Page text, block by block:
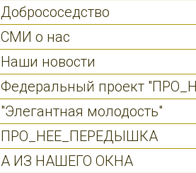
Добрососедство
СМИ о нас
Наши новости
Федеральный проект
"Элегантная молодость"
ПРО_НЕЕ_ПЕРЕДЫШКА
А ИЗ НАШЕГО ОКНА